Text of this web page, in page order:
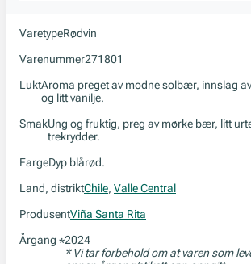
VaretypeRødvin
Varenummer271801
LuktAroma preget av modne solbær, innslag
og litt vanilje.
SmakUng og fruktig, preg av mørke bær, litt
trekrydder.
FargeDyp blårød.
Land, distriktChile, Valle Central
ProdusentViña Santa Rita
Årgang *2024
* Vi tar forbehold om at varen som